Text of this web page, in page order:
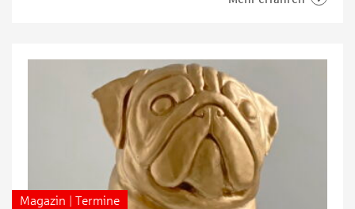
Magazin | Termine